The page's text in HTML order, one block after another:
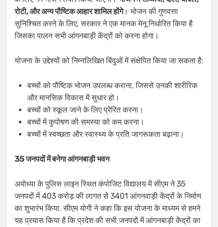
रोटी, और अन्य पौष्टिक आहार शामिल होंगे। भोजन की गुणवत्ता
सुनिश्चित करने के लिए, सरकार ने एक मानक मेनू निर्धारित किया है
जिसका पालन सभी आंगनबाड़ी केंद्रों को करना होगा।
योजना के उद्देश्यों को निम्नलिखित बिंदुओं में संक्षेपित किया जा सकता है:
बच्चों को पौष्टिक भोजन उपलब्ध कराना, जिससे उनकी शारीरिक
और मानसिक विकास में सुधार हो।
बच्चों को स्कूल जाने के लिए प्रेरित करना।
बच्चों में कुपोषण की समस्या को कम करना।
बच्चों में स्वच्छता और स्वास्थ्य के प्रति जागरूकता बढ़ाना।
35 जनपदों में बनेगा आंगनबाड़ी भवन
अयोध्या के पुलिस लाइन स्थित कंपोजिट विद्यालय में सीएम ने 35
जनपदों में 403 करोड़ की लागत से 3401 आंगनवाड़ी केंद्रों के निर्माण
का शुभारंभ किया. सीएम योगी ने कहा कि इस योजना के माध्यम से हमने
यह प्रयास किया है कि प्रदेश की सभी जनपदों में आंगनबाड़ी केंद्रों का